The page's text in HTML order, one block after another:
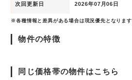
次回更新日 2026年07月06日
※各種情報と差異がある場合は現況優先となります
物件の特徴
同じ価格帯の物件はこちら